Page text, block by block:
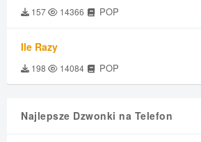
157 14366 POP
Ile Razy
198 14084 POP
Najlepsze Dzwonki na Telefon